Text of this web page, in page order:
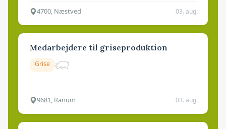
4700, Næstved 03. aug.
Medarbejdere til griseproduktion
Grise
9681, Ranum 03. aug.